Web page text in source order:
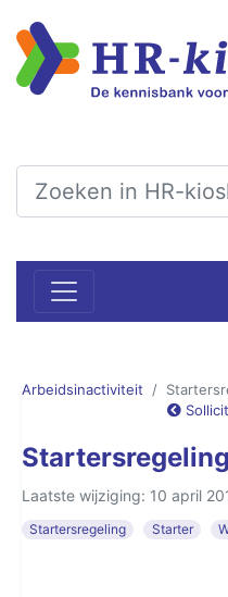
Arbeidsinactiviteit
Startersregeling
Laatste wijziging: 10 april
Startersregeling Starter